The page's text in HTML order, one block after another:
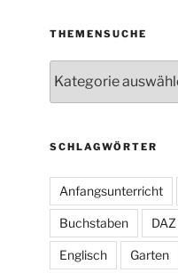
THEMENSUCHE
SCHLAGWÖRTER
Anfangsunterricht
Buchstaben DAZ
Englisch Garten